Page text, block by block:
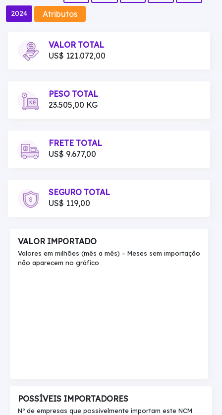
2024 Atributos
VALOR TOTAL
US$ 121.072,00
PESO TOTAL
23.505,00 KG
FRETE TOTAL
US$ 9.677,00
SEGURO TOTAL
US$ 119,00
VALOR IMPORTADO
Valores em milhões (mês a mês) – Meses sem importação
não aparecem no gráfico
POSSÍVEIS IMPORTADORES
Nº de empresas que possivelmente importam este NCM